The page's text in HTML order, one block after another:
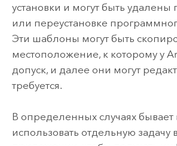
установки и могут быть
или переустановке
Эти шаблоны могут быть
местоположение, к которому у
допуск, и далее они могут
требуется.
В определенных случаях бывает
использовать отдельную задачу